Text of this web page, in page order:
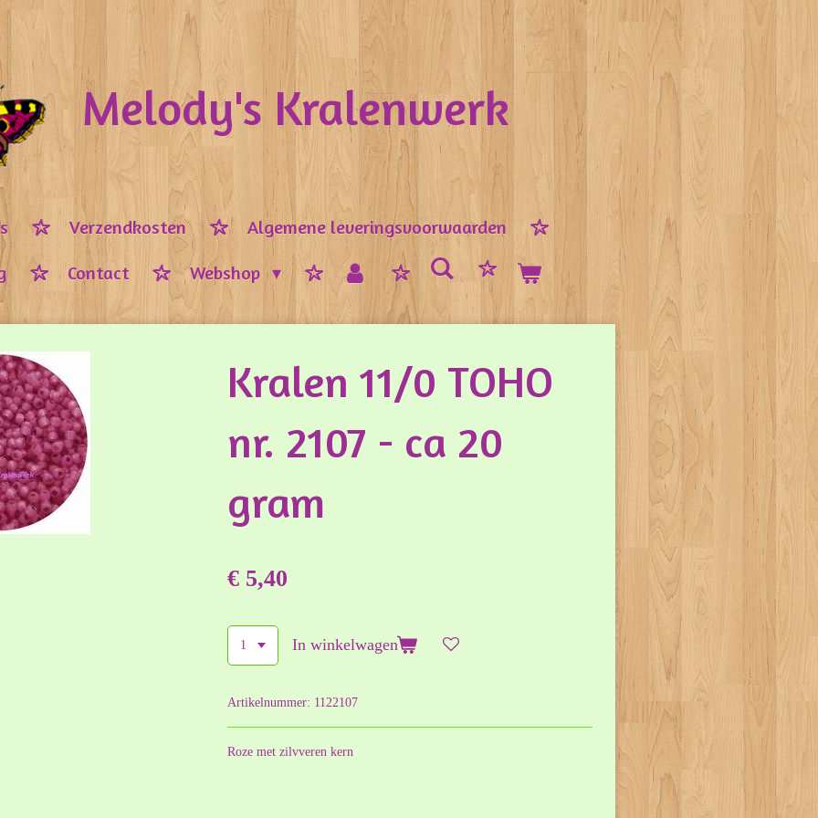
Melody's Kralenwerk
Verzendkosten
Algemene leveringsvoorwaarden
Contact Webshop
Kralen 11/0 TOHO
nr. 2107 - ca 20
gram
€ 5,40
In winkelwagen
Artikelnummer: 1122107
Roze met zilvveren kern